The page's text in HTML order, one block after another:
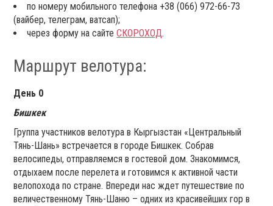
по номеру мобильного телефона +38 (066) 972-66-73
(вайбер, телеграм, ватсап);
через форму на сайтеСКОРОХОД.
Маршрут велотура:
День 0
Бишкек
Группа участников велотура в Кыргызстан «Центральный
Тянь-Шань» встречается в городе Бишкек. Собрав
велосипеды, отправляемся в гостевой дом. Знакомимся,
отдыхаем после перелета и готовимся к активной части
велопохода по стране. Впереди нас ждет путешествие по
величественному Тянь-Шаню – одних из красивейших гор в